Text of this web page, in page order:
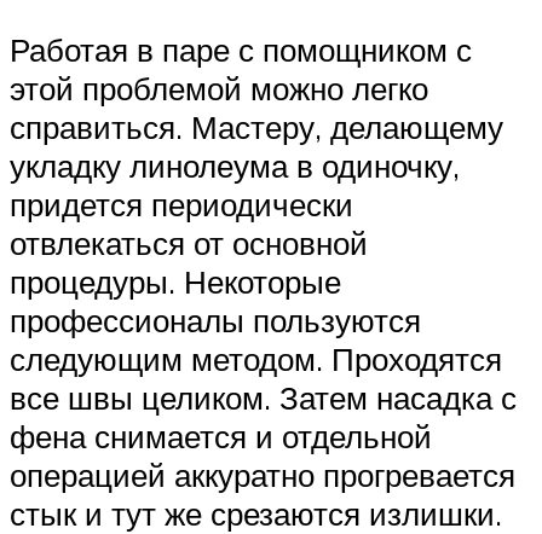
Работая в паре с помощником с
этой проблемой можно легко
справиться. Мастеру, делающему
укладку линолеума в одиночку,
придется периодически
отвлекаться от основной
процедуры. Некоторые
профессионалы пользуются
следующим методом. Проходятся
все швы целиком. Затем насадка с
фена снимается и отдельной
операцией аккуратно прогревается
стык и тут же срезаются излишки.